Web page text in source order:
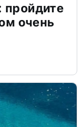
очень